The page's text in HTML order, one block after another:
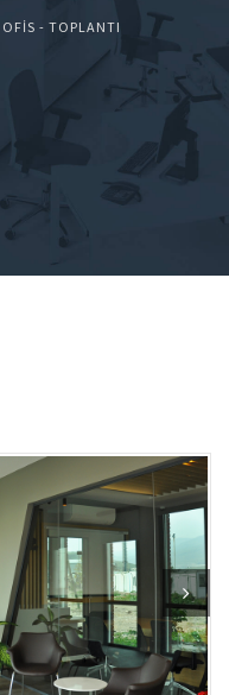
OFIS - TOPLANTI
Next